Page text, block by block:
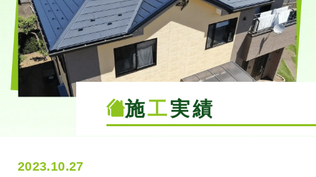
施工実績
2023.10.27